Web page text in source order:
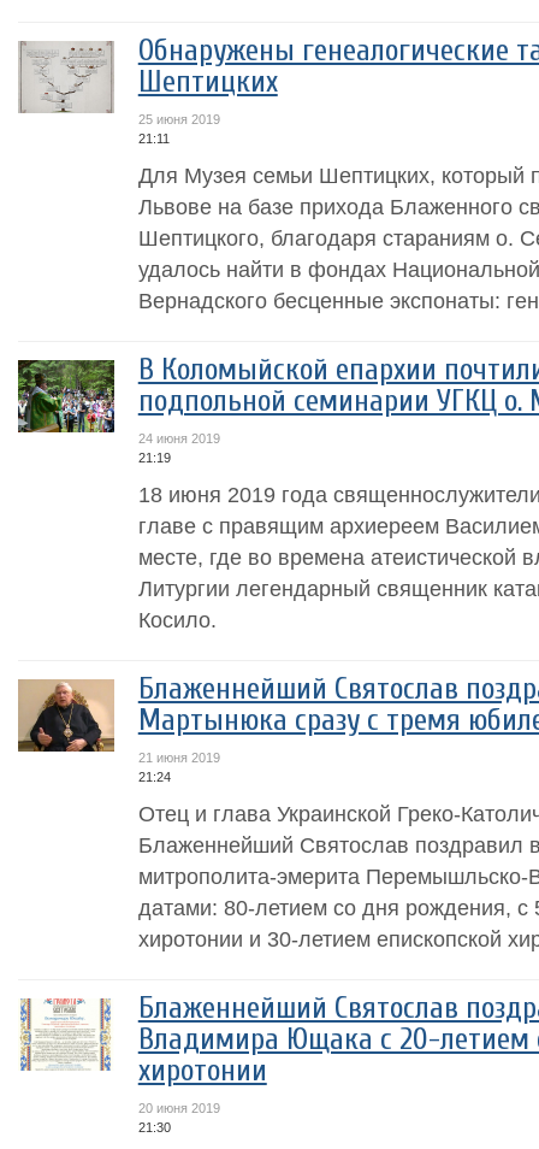
Обнаружены генеалогические
Шептицких
25 июня 2019
21:11
Для Музея семьи Шептицких, который
Львове на базе прихода Блаженного
Шептицкого, благодаря стараниям о.
удалось найти в фондах
Вернадского бесценные экспонаты:
В Коломыйской епархии
подпольной семинарии УГКЦ о.
24 июня 2019
21:19
18 июня 2019 года
главе с правящим архиереем
месте, где во времена атеистической
Литургии легендарный священник
Косило.
Блаженнейший Святослав
Мартынюка сразу с тремя
21 июня 2019
21:24
Отец и глава Украинской Греко-
Блаженнейший Святослав поздравил
митрополита-эмерита
датами: 80-летием со дня рождения, с
хиротонии и 30-летием епископской
Блаженнейший Святослав
Владимира Ющака с 20-летием
хиротонии
20 июня 2019
21:30